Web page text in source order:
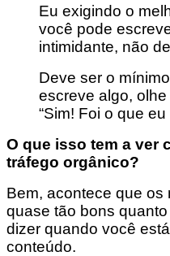
Eu exigindo o
você pode
intimidante, não
Deve ser o
escreve algo,
“Sim! Foi o que
O que isso tem a ver
tráfego orgânico?
Bem, acontece que os
quase tão bons
dizer quando você
conteúdo.